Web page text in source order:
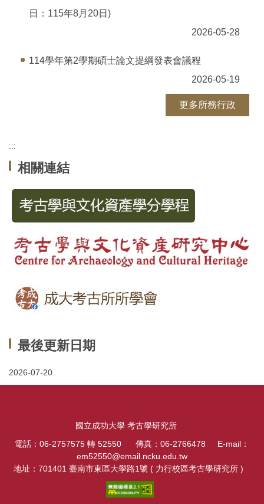
日：115年8月20日)
2026-05-28
114學年第2學期碩士論文提綱發表會議程
2026-05-19
更多所務行政
:::
相關連結
最後更新日期
2026-07-20
:::
國立成功大學 考古學研究所
電話：06-2757575 轉 52550 傳真：06-2766478 E-mail：
em52550@email.ncku.edu.tw
地址：701401 臺南市東區大學路1號 ( 力行校區考古學研究所 )